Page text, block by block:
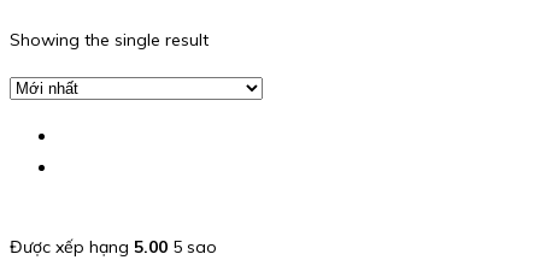
Showing the single result
Được xếp hạng 5.00 5 sao